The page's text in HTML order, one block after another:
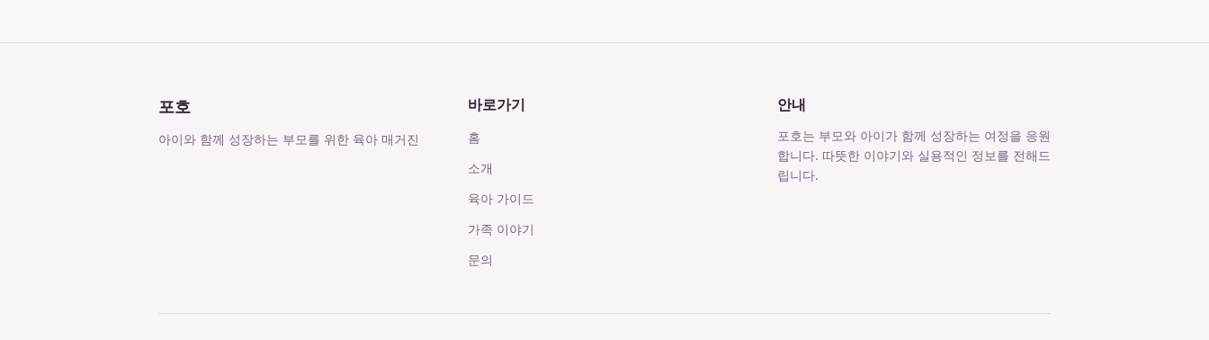
포호
아이와 함께 성장하는 부모를 위한 육아 매거진
바로가기
홈
소개
육아 가이드
가족 이야기
문의
안내
포호는 부모와 아이가 함께 성장하는 여정을 응원
합니다. 따뜻한 이야기와 실용적인 정보를 전해드
립니다.